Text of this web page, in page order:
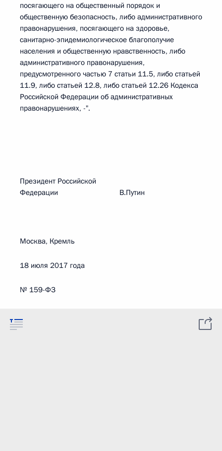
посягающего на общественный порядок и
общественную безопасность, либо административного
правонарушения, посягающего на здоровье,
санитарно-эпидемиологическое благополучие
населения и общественную нравственность, либо
административного правонарушения,
предусмотренного частью 7 статьи 11.5, либо статьей
11.9, либо статьей 12.8, либо статьей 12.26 Кодекса
Российской Федерации об административных
правонарушениях, -".
Президент Российской
Федерации В.Путин
Москва, Кремль
18 июля 2017 года
№ 159-ФЗ